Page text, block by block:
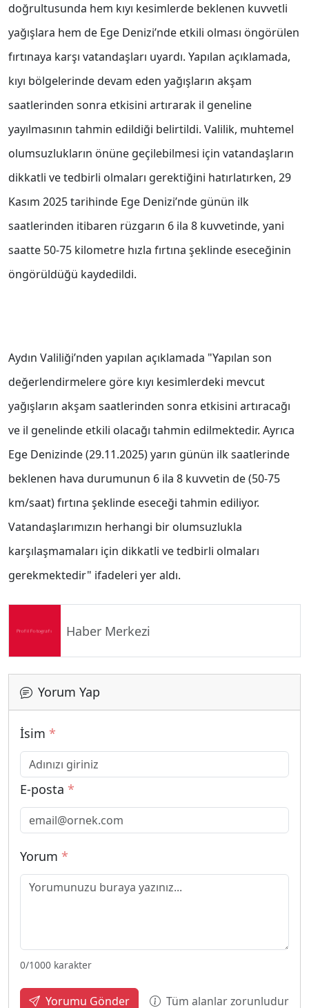
doğrultusunda hem kıyı kesimlerde beklenen kuvvetli
yağışlara hem de Ege Denizi’nde etkili olması öngörülen
fırtınaya karşı vatandaşları uyardı. Yapılan açıklamada,
kıyı bölgelerinde devam eden yağışların akşam
saatlerinden sonra etkisini artırarak il geneline
yayılmasının tahmin edildiği belirtildi. Valilik, muhtemel
olumsuzlukların önüne geçilebilmesi için vatandaşların
dikkatli ve tedbirli olmaları gerektiğini hatırlatırken, 29
Kasım 2025 tarihinde Ege Denizi’nde günün ilk
saatlerinden itibaren rüzgarın 6 ila 8 kuvvetinde, yani
saatte 50-75 kilometre hızla fırtına şeklinde eseceğinin
öngörüldüğü kaydedildi.
Aydın Valiliği’nden yapılan açıklamada "Yapılan son
değerlendirmelere göre kıyı kesimlerdeki mevcut
yağışların akşam saatlerinden sonra etkisini artıracağı
ve il genelinde etkili olacağı tahmin edilmektedir. Ayrıca
Ege Denizinde (29.11.2025) yarın günün ilk saatlerinde
beklenen hava durumunun 6 ila 8 kuvvetin de (50-75
km/saat) fırtına şeklinde eseceği tahmin ediliyor.
Vatandaşlarımızın herhangi bir olumsuzlukla
karşılaşmamaları için dikkatli ve tedbirli olmaları
gerekmektedir" ifadeleri yer aldı.
Haber Merkezi
Yorum Yap
İsim *
E-posta *
Yorum *
0/1000 karakter
Yorumu Gönder Tüm alanlar zorunludur